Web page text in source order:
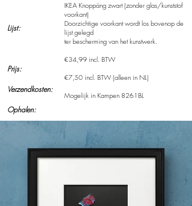
Lijst:
Prijs:
Verzendkosten:
Ophalen:
IKEA Knoppäng zwart (zonder glas/kunststof
voorkant)
Doorzichtige voorkant wordt los bovenop de
lijst gelegd
ter bescherming van het kunstwerk.
€34,99 incl. BTW
€7,50 incl. BTW (alleen in NL)
Mogelijk in Kampen 8261BL